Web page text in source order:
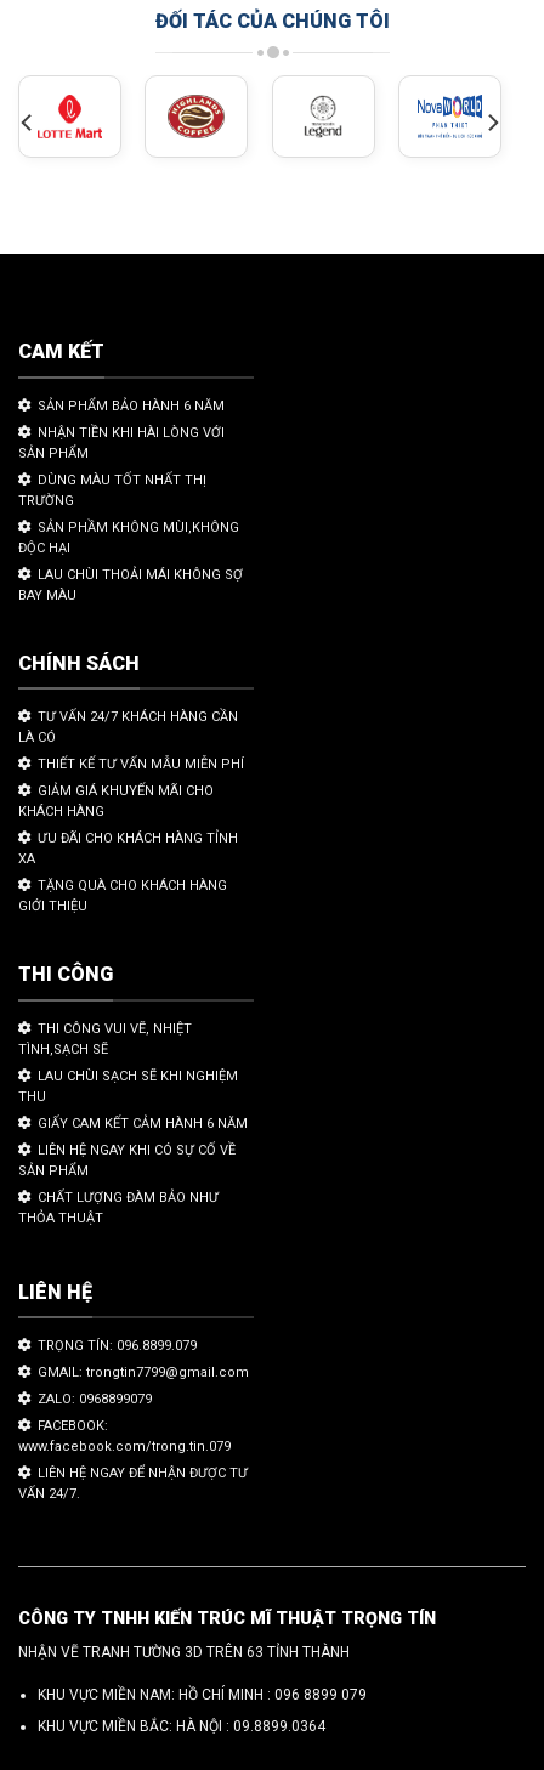
ĐỐI TÁC CỦA CHÚNG TÔI
CAM KẾT
SẢN PHẨM BẢO HÀNH 6 NĂM
NHẬN TIỀN KHI HÀI LÒNG VỚI
SẢN PHẨM
DÙNG MÀU TỐT NHẤT THỊ
TRƯỜNG
SẢN PHẦM KHÔNG MÙI,KHÔNG
ĐỘC HẠI
LAU CHÙI THOẢI MÁI KHÔNG SỢ
BAY MÀU
CHÍNH SÁCH
TƯ VẤN 24/7 KHÁCH HÀNG CẦN
LÀ CÓ
THIẾT KẾ TƯ VẤN MẪU MIỄN PHÍ
GIẢM GIÁ KHUYẾN MÃI CHO
KHÁCH HÀNG
ƯU ĐÃI CHO KHÁCH HÀNG TỈNH
XA
TẶNG QUÀ CHO KHÁCH HÀNG
GIỚI THIỆU
THI CÔNG
THI CÔNG VUI VẼ, NHIỆT
TÌNH,SẠCH SẼ
LAU CHÙI SẠCH SẼ KHI NGHIỆM
THU
GIẤY CAM KẾT CẢM HÀNH 6 NĂM
LIÊN HỆ NGAY KHI CÓ SỰ CỐ VỀ
SẢN PHẨM
CHẤT LƯỢNG ĐÀM BẢO NHƯ
THỎA THUẬT
LIÊN HỆ
TRỌNG TÍN: 096.8899.079
GMAIL: trongtin7799@gmail.com
ZALO: 0968899079
FACEBOOK:
www.facebook.com/trong.tin.079
LIÊN HỆ NGAY ĐỂ NHẬN ĐƯỢC TƯ
VẤN 24/7.
CÔNG TY TNHH KIẾN TRÚC MĨ THUẬT TRỌNG TÍN
NHẬN VẼ TRANH TƯỜNG 3D TRÊN 63 TỈNH THÀNH
KHU VỰC MIỀN NAM: HỒ CHÍ MINH : 096 8899 079
KHU VỰC MIỀN BẮC: HÀ NỘI : 09.8899.0364